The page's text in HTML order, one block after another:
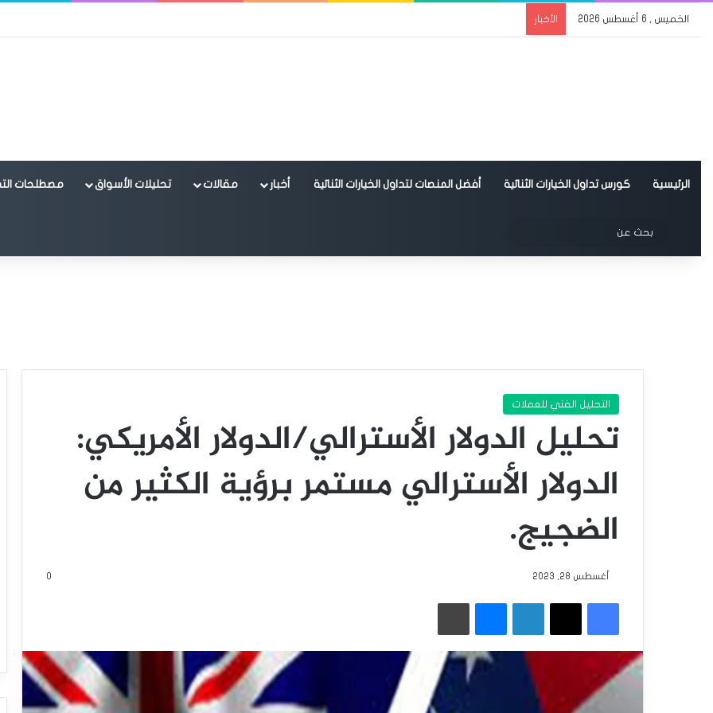
الخميس , 6 أغسطس 2026 الأخبار
الرئيسية كورس تداول الخيارات الثنائية أفضل المنصات لتداول الخيارات الثنائية أخبار مقالات تحليلات الأسواق مصطلحات
الوضع المظلم
عن
التحليل الفني للعملات
تحليل الدولار الأسترالي/الدولار الأمريكي:
الدولار الأسترالي مستمر برؤية الكثير من
الضجيج.
أغسطس 28, 2023 0
فيسبوك
‫X لينكدإن ماسنجر طباعة